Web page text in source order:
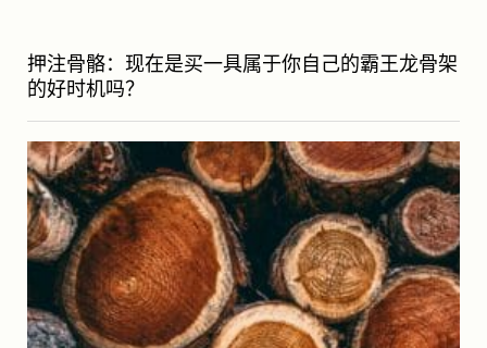
押注骨骼：现在是买一具属于你自己的霸王龙骨架
的好时机吗？